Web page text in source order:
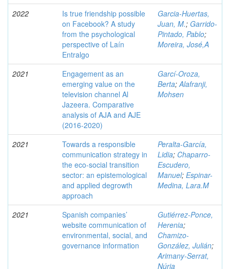
2022
Is true friendship possible
on Facebook? A study
from the psychological
perspective of Laín
Entralgo
Garcia-Huertas,
Juan, M.; Garrido-
Pintado, Pablo;
Moreira, José,A
2021
Engagement as an
emerging value on the
television channel Al
Jazeera. Comparative
analysis of AJA and AJE
(2016-2020)
Garcí-Oroza,
Berta;Alafranji,
Mohsen
2021
Towards a responsible
communication strategy in
the eco-social transition
sector: an epistemological
and applied degrowth
approach
Peralta-García,
Lidia; Chaparro-
Escudero,
Manuel; Espinar-
Medina, Lara.M
2021
Spanish companies’
website communication of
environmental, social, and
governance information
Gutiérrez-Ponce,
Herenia;
Chamizo-
González, Julián;
Arimany-Serrat,
Núria